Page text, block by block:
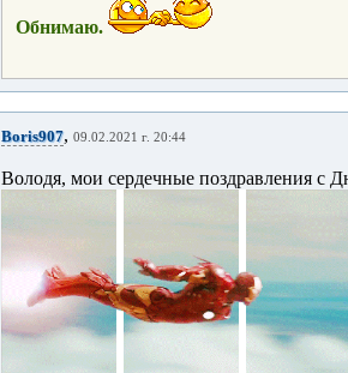
Обнимаю.
Boris907, 09.02.2021 г. 20:44
Володя, мои сердечные поздравления с